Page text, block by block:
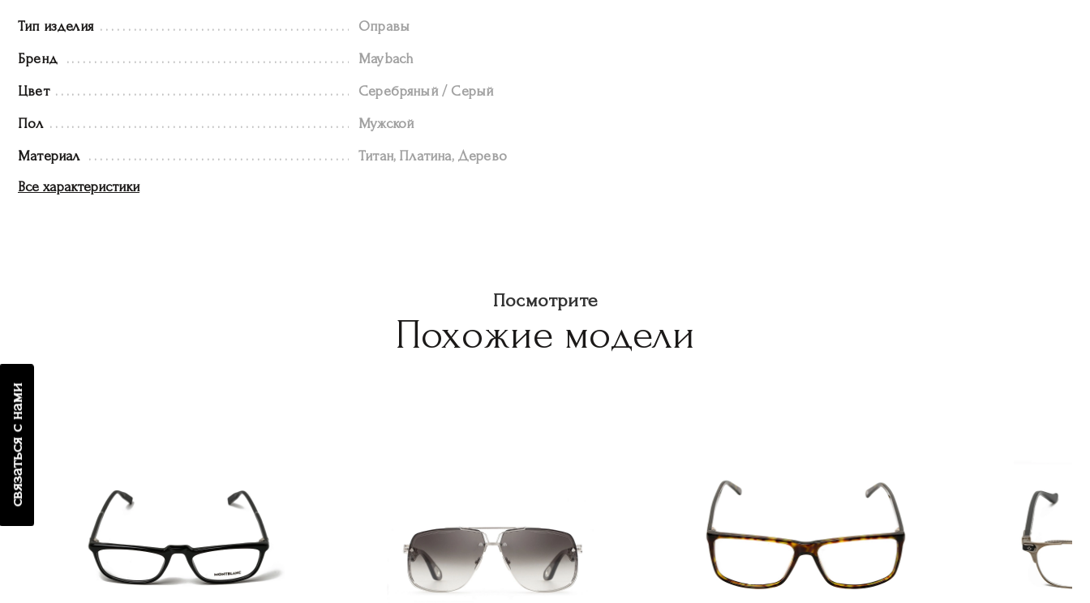
связаться с нами
Тип изделия Оправы
Бренд Maybach
Цвет Серебряный / Серый
Пол Мужской
Материал
Титан, Платина, Дерево
Все характеристики
Посмотрите
Похожие модели